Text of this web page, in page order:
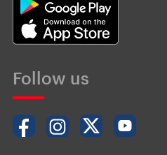
Follow us